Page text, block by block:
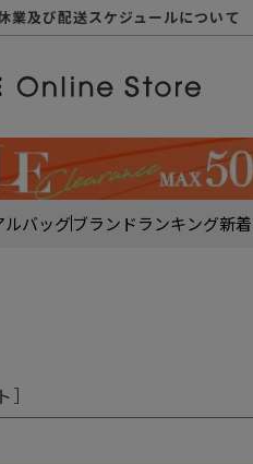
業及び配送スケジュールについて
震に伴う配送への影響について
パーレス化（電子化）のお知らせ
物量増等に伴う配送への影響につい
サイトにご注意ください
届かない場合に関しまして
せのご対応に関しまして
まし詐欺にご注意ください
ルバッグブランドランキング新